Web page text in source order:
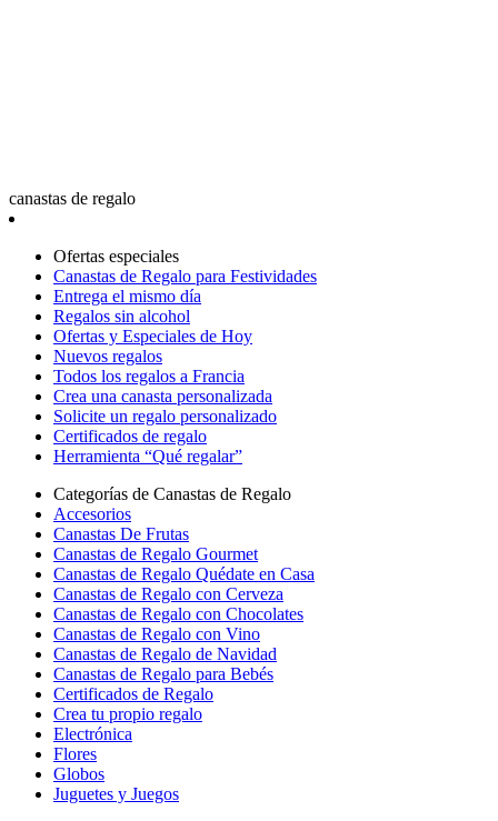
canastas de regalo
Ofertas especiales
Canastas de Regalo para Festividades
Entrega el mismo día
Regalos sin alcohol
Ofertas y Especiales de Hoy
Nuevos regalos
Todos los regalos a Francia
Crea una canasta personalizada
Solicite un regalo personalizado
Certificados de regalo
Herramienta “Qué regalar”
Categorías de Canastas de Regalo
Accesorios
Canastas De Frutas
Canastas de Regalo Gourmet
Canastas de Regalo Quédate en Casa
Canastas de Regalo con Cerveza
Canastas de Regalo con Chocolates
Canastas de Regalo con Vino
Canastas de Regalo de Navidad
Canastas de Regalo para Bebés
Certificados de Regalo
Crea tu propio regalo
Electrónica
Flores
Globos
Juguetes y Juegos